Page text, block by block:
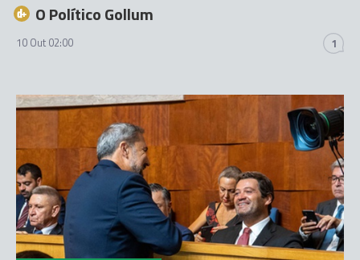
O Político Gollum
10 Out 02:00 1